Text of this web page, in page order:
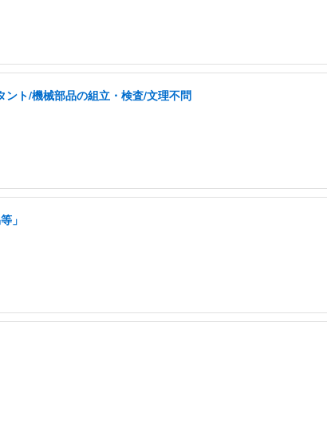
ト/機械部品の組立・検査/文理不問
」